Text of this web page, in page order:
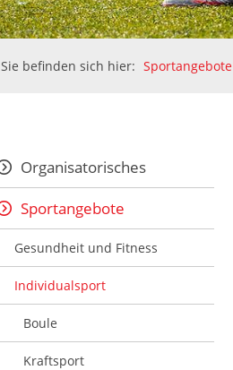
Sie befinden sich hier: Sportangebote
Organisatorisches
Sportangebote
Gesundheit und Fitness
Individualsport
Boule
Kraftsport